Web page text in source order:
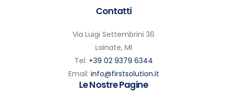
Contatti
Via Luigi Settembrini 36
Lainate, MI
Tel: +39 02 9379 6344
Email: info@firstsolution.it
Le Nostre Pagine